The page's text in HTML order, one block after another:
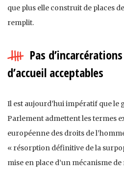
que plus elle construit de places
remplit.
Pas
d’accueil acceptables
Il est aujourd’hui impératif que le
Parlement admettent les termes
européenne des droits de
« résorption définitive de la
mise en place d’un mécanisme